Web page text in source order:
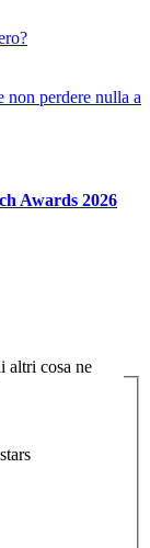
non perdere nulla a
Awards 2026
altri cosa ne